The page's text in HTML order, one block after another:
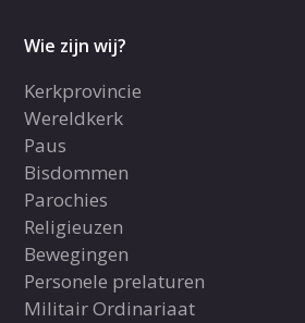
Wie zijn wij?
Kerkprovincie
Wereldkerk
Paus
Bisdommen
Parochies
Religieuzen
Bewegingen
Personele prelaturen
Militair Ordinariaat